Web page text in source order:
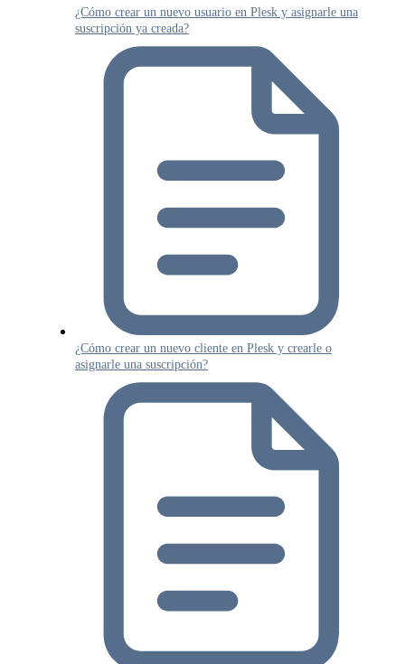
¿Cómo crear un nuevo usuario en Plesk y asignarle una
suscripción ya creada?
¿Cómo crear un nuevo cliente en Plesk y crearle o
asignarle una suscripción?